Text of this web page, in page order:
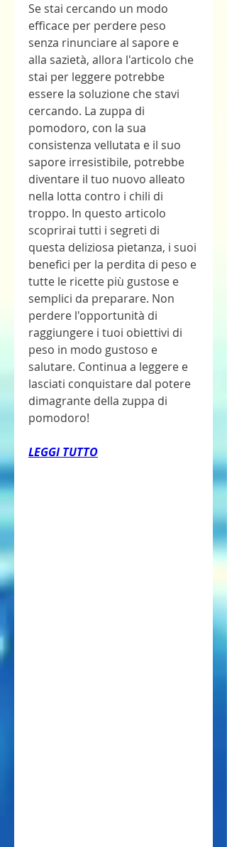
Se stai cercando un modo
efficace per perdere peso
senza rinunciare al sapore e
alla sazietà, allora l'articolo che
stai per leggere potrebbe
essere la soluzione che stavi
cercando. La zuppa di
pomodoro, con la sua
consistenza vellutata e il suo
sapore irresistibile, potrebbe
diventare il tuo nuovo alleato
nella lotta contro i chili di
troppo. In questo articolo
scoprirai tutti i segreti di
questa deliziosa pietanza, i suoi
benefici per la perdita di peso e
tutte le ricette più gustose e
semplici da preparare. Non
perdere l'opportunità di
raggiungere i tuoi obiettivi di
peso in modo gustoso e
salutare. Continua a leggere e
lasciati conquistare dal potere
dimagrante della zuppa di
pomodoro!
LEGGI TUTTO